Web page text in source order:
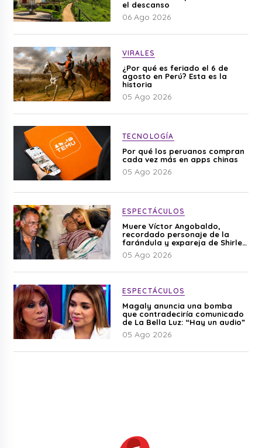
el descanso
06 Ago 2026
VIRALES
¿Por qué es feriado el 6 de
agosto en Perú? Esta es la
historia
05 Ago 2026
TECNOLOGÍA
Por qué los peruanos compran
cada vez más en apps chinas
05 Ago 2026
ESPECTÁCULOS
Muere Víctor Angobaldo,
recordado personaje de la
farándula y expareja de Shirley
Cherres
05 Ago 2026
ESPECTÁCULOS
Magaly anuncia una bomba
que contradeciría comunicado
de La Bella Luz: “Hay un audio”
05 Ago 2026